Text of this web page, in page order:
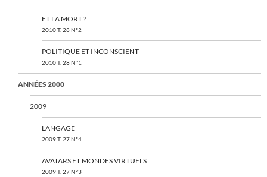
ET LA MORT ?
2010 T. 28 N°2
POLITIQUE ET INCONSCIENT
2010 T. 28 N°1
ANNÉES 2000
2009
LANGAGE
2009 T. 27 N°4
AVATARS ET MONDES VIRTUELS
2009 T. 27 N°3